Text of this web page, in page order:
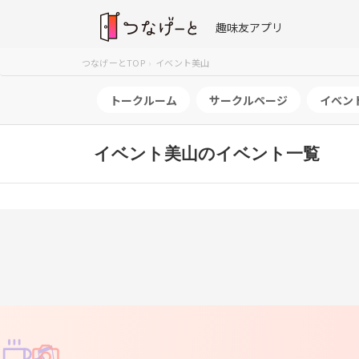
趣味友アプリ
つなげーとTOP イベント美山
トークルーム サークルページ イベン
イベント美山のイベント一覧